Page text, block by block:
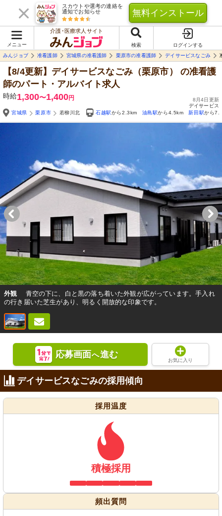
スカウトや選考の連絡を
通知でお知らせ
無料インストール
メニュー
介護･医療求人サイト
検索
ログインする
みんジョブ
准看護師 宮城県の准看護師 栗原市の准看護師 デイサービスなごみ
【8/4更新】デイサービスなごみ（栗原市）
の准看護
師のパート・アルバイト求人
時給1,300〜1,400円
8月4日更新
デイサービス
宮城県
栗原市 若柳川北 石越駅から2.3km 油島駅から4.5km 新田駅から
外観
青空の下に、白と黒の落ち着いた外観が広がっています。手入れ
の行き届いた芝生があり、明るく開放的な印象です。
応募画面へ進む
お気に入り
デイサービスなごみの採用傾向
採用温度
積極採用
頻出質問